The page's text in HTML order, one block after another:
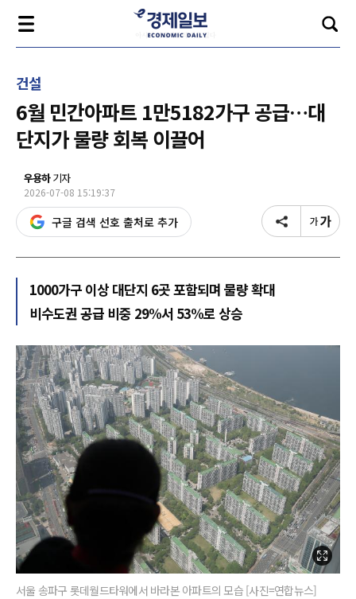
건설
6월 민간아파트 1만5182가구 공급…대
단지가 물량 회복 이끌어
우용하기자
2026-07-08 15:19:37
구글 검색 선호 출처로 추가
1000가구 이상 대단지 6곳 포함되며 물량 확대
비수도권 공급 비중 29%서 53%로 상승
서울 송파구 롯데월드타워에서 바라본 아파트의 모습 [사진=연합뉴스]